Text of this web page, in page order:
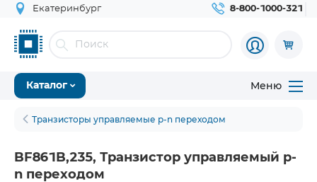
Екатеринбург 8-800-1000-321
Каталог Меню
Транзисторы управляемые p-n переходом
BF861B,235, Транзистор управляемый p-
n переходом